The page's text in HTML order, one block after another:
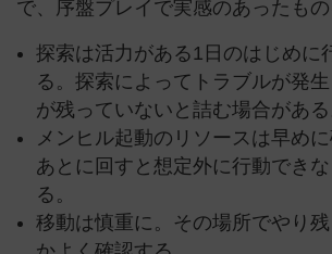
で、序盤プレイで実感のあったもの
探索は活力がある1日のはじめに
る。探索によってトラブルが発
が残っていないと詰む場合がある
メンヒル起動のリソースは早めに
あとに回すと想定外に行動でき
る。
移動は慎重に。その場所でやり